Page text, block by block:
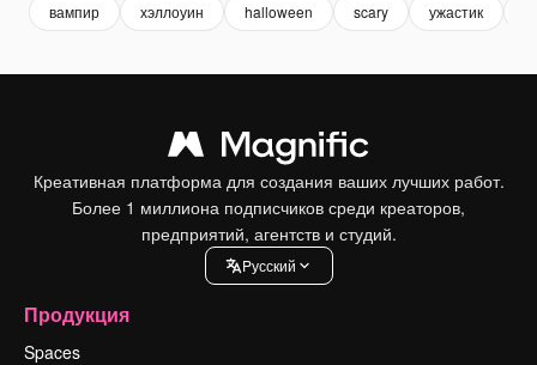
вампир хэллоуин halloween scary ужастик
Креативная платформа для создания ваших лучших работ.
Более 1 миллиона подписчиков среди креаторов,
предприятий, агентств и студий.
Pусский
Продукция
Spaces